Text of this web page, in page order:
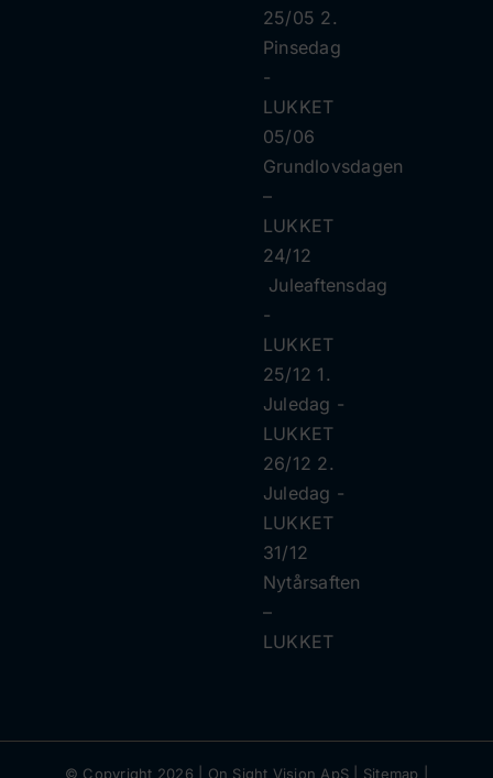
25/05 2.
Pinsedag
​​-
LUKKET
05/06
Grundlovsdagen
–
LUKKET
24/12
Juleaftensdag
​​-
LUKKET
25/12 1.
Juledag ​​-
LUKKET
26/12 2.
Juledag ​​-
LUKKET
31/12
Nytårsaften
–
LUKKET
© Copyright 2026 | On Sight Vision ApS Sitemap